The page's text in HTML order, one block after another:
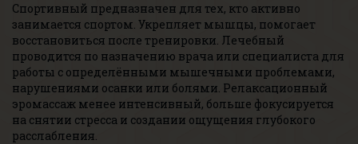
Спортивный предназначен для тех, кто активно
занимается спортом. Укрепляет мышцы, помогает
восстановиться после тренировки. Лечебный
проводится по назначению врача или специалиста для
работы с определёнными мышечными проблемами,
нарушениями осанки или болями. Релаксационный
эромассаж менее интенсивный, больше фокусируется
на снятии стресса и создании ощущения глубокого
расслабления.